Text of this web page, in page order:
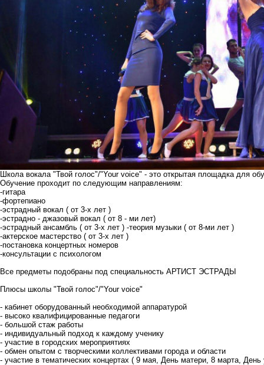
Школа вокала "Твой голос"/"Your voice"​​​​​​ - это открытая площадка для
Обучение проходит по следующим направлениям:
-гитара
-фортепиано ⠀⠀
-эстрадный вокал ( от 3-х лет )
-эстрадно - джазовый вокал ( от 8 - ми лет)
-эстрадный ансамбль ( от 3-х лет ) -теория музыки ( от 8-ми лет )
-актерское мастерство ( от 3-х лет )
-постановка концертных номеров
-консультации с психологом
Все предметы подобраны под специальность АРТИСТ ЭСТРАДЫ
Плюсы школы "Твой голос"/"Your voice"
- кабинет оборудованный необходимой аппаратурой
- высоко квалифицированные педагоги
- большой стаж работы
- индивидуальный подход к каждому ученику
- участие в городских мероприятиях
- обмен опытом с творческими коллективами города и области
- участие в тематических концертах ( 9 мая, День матери, 8 марта,